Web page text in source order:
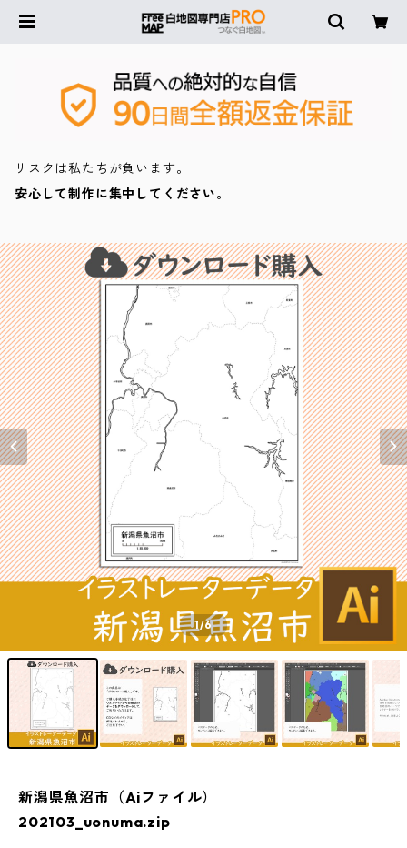
リスクは私たちが負います。
安心して制作に集中してください。
1/6
新潟県魚沼市（Aiファイル）
202103_uonuma.zip